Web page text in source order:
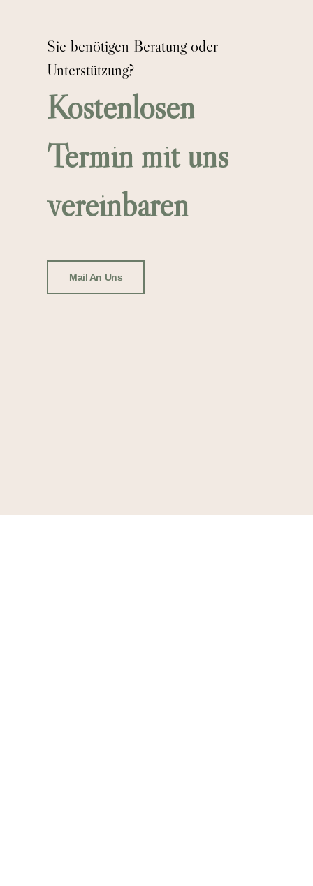
Sie benötigen Beratung oder
Unterstützung?
Kostenlosen
Termin mit uns
vereinbaren
Mail An Uns